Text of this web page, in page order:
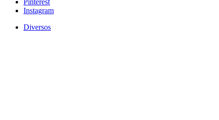
Instagram
Diversos